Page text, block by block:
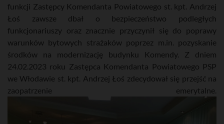
funkcji Zastępcy Komendanta Powiatowego st. kpt. Andrzej
Łoś zawsze dbał o bezpieczeństwo podległych
funkcjonariuszy oraz znacznie przyczynił się do poprawy
warunków bytowych strażaków poprzez m.in. pozyskanie
środków na modernizację budynku Komendy. Z dniem
24.02.2023 roku Zastępca Komendanta Powiatowego PSP
we Włodawie st. kpt. Andrzej Łoś zdecydował się przejść na
zaopatrzenie emerytalne.